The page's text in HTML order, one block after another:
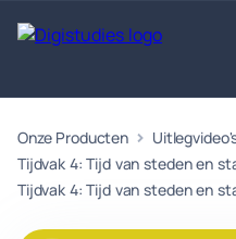
Exacte
vakken
Geen
vakken.
Taalvakken
Geen
vakken.
Onze Producten
Tijdvak 4: Tijd van steden en
Tijdvak 4: Tijd van steden en